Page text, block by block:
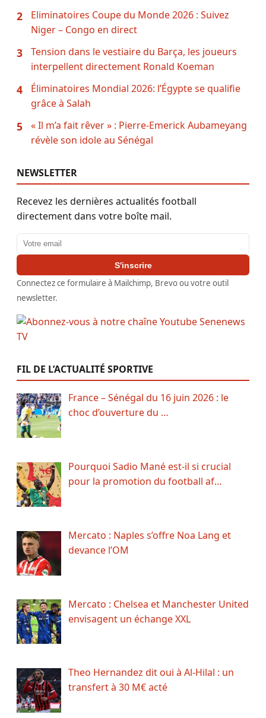
2
Eliminatoires Coupe du Monde 2026 : Suivez
Niger – Congo en direct
3
Tension dans le vestiaire du Barça, les joueurs
interpellent directement Ronald Koeman
4
Éliminatoires Mondial 2026: l’Égypte se qualifie
grâce à Salah
5
« Il m’a fait rêver » : Pierre-Emerick Aubameyang
révèle son idole au Sénégal
NEWSLETTER
Recevez les dernières actualités football
directement dans votre boîte mail.
Adresse email
S'inscrire
Connectez ce formulaire à Mailchimp, Brevo ou votre outil
newsletter.
FIL DE L’ACTUALITÉ SPORTIVE
France – Sénégal du 16 juin 2026 : le
choc d’ouverture du …
Pourquoi Sadio Mané est-il si crucial
pour la promotion du football af…
Mercato : Naples s’offre Noa Lang et
devance l’OM
Mercato : Chelsea et Manchester United
envisagent un échange XXL
Theo Hernandez dit oui à Al-Hilal : un
transfert à 30 M€ acté